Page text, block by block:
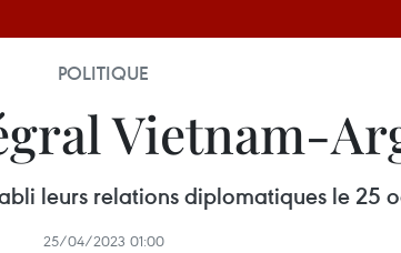
POLITIQUE
Vietnam-
leurs relations diplomatiques le 25
25/04/2023 01:00